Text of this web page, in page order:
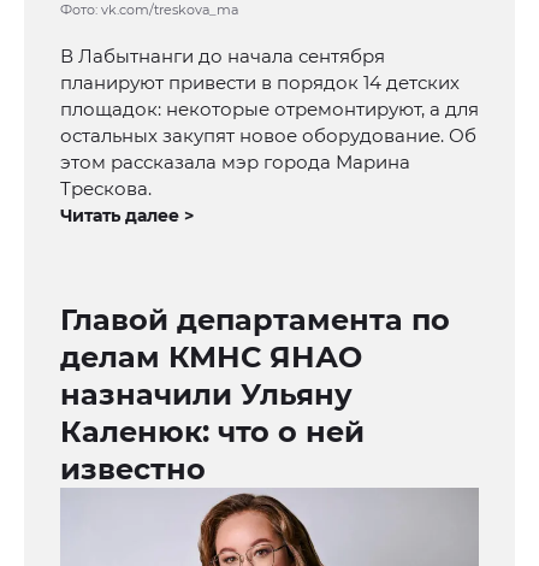
Фото: vk.com/treskova_ma
В Лабытнанги до начала сентября
планируют привести в порядок 14 детских
площадок: некоторые отремонтируют, а для
остальных закупят новое оборудование. Об
этом рассказала мэр города Марина
Трескова.
Читать далее >
Главой департамента по
делам КМНС ЯНАО
назначили Ульяну
Каленюк: что о ней
известно